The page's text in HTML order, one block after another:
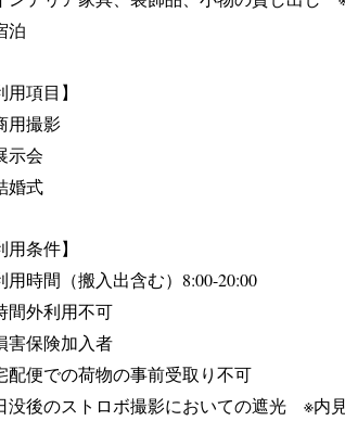
泊
用項目】
用撮影
示会
婚式
用条件】
用時間（搬入出含む）8:00-20:00
間外利用不可
害保険加入者​
配便での荷物の事前受取り不可
没後のストロボ撮影においての遮光 ※内